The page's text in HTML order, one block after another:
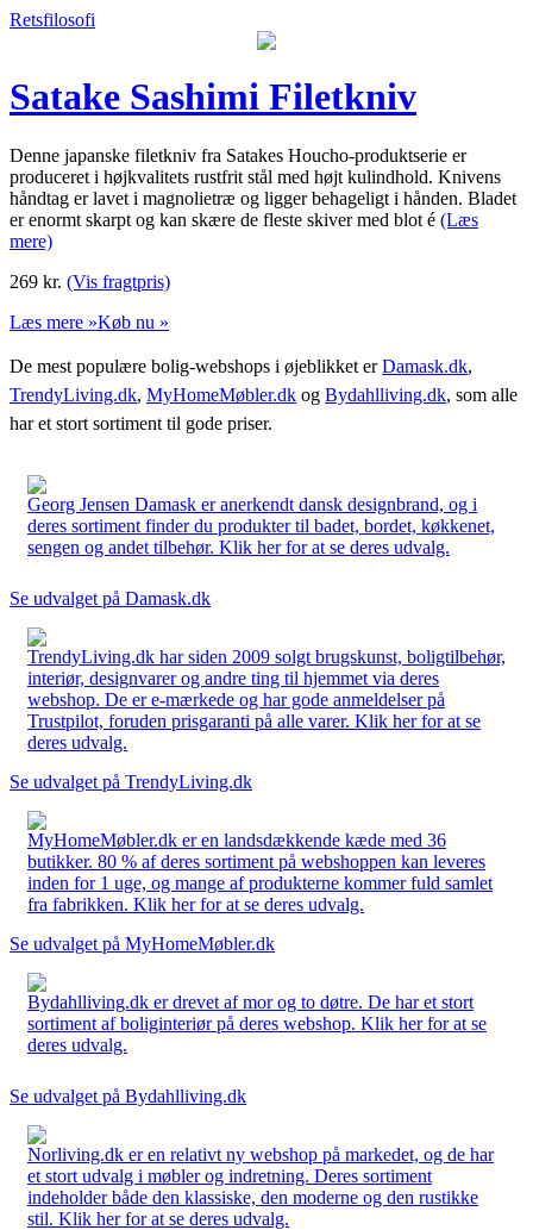
Retsfilosofi
Satake Sashimi Filetkniv
Denne japanske filetkniv fra Satakes Houcho-produktserie er
produceret i højkvalitets rustfrit stål med højt kulindhold. Knivens
håndtag er lavet i magnolietræ og ligger behageligt i hånden. Bladet
er enormt skarpt og kan skære de fleste skiver med blot é (Læs
mere)
269 kr. (Vis fragtpris)
Læs mere »Køb nu »
De mest populære bolig-webshops i øjeblikket erDamask.dk,
TrendyLiving.dk, MyHomeMøbler.dk og Bydahlliving.dk, som alle
har et stort sortiment til gode priser.
Georg Jensen Damask er anerkendt dansk designbrand, og i
deres sortiment finder du produkter til badet, bordet, køkkenet,
sengen og andet tilbehør. Klik her for at se deres udvalg.
Se udvalget på Damask.dk
TrendyLiving.dk har siden 2009 solgt brugskunst, boligtilbehør,
interiør, designvarer og andre ting til hjemmet via deres
webshop. De er e-mærkede og har gode anmeldelser på
Trustpilot, foruden prisgaranti på alle varer. Klik her for at se
deres udvalg.
Se udvalget på TrendyLiving.dk
MyHomeMøbler.dk er en landsdækkende kæde med 36
butikker. 80 % af deres sortiment på webshoppen kan leveres
inden for 1 uge, og mange af produkterne kommer fuld samlet
fra fabrikken. Klik her for at se deres udvalg.
Se udvalget på MyHomeMøbler.dk
Bydahlliving.dk er drevet af mor og to døtre. De har et stort
sortiment af boliginteriør på deres webshop. Klik her for at se
deres udvalg.
Se udvalget på Bydahlliving.dk
Norliving.dk er en relativt ny webshop på markedet, og de har
et stort udvalg i møbler og indretning. Deres sortiment
indeholder både den klassiske, den moderne og den rustikke
stil. Klik her for at se deres udvalg.